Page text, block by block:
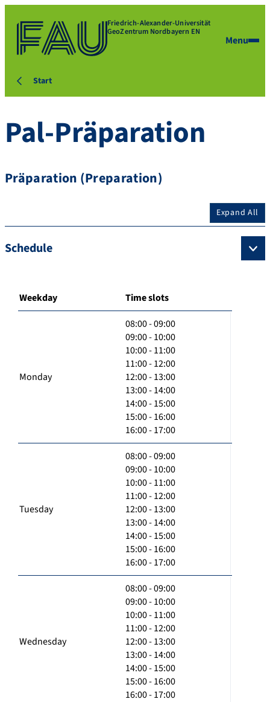
Friedrich-Alexander-Universität
GeoZentrum Nordbayern EN
Menu
Start
Pal-Präparation
Präparation (Preparation)
Expand All
Schedule
Weekday Time slots
Monday
08:00 - 09:00
09:00 - 10:00
10:00 - 11:00
11:00 - 12:00
12:00 - 13:00
13:00 - 14:00
14:00 - 15:00
15:00 - 16:00
16:00 - 17:00
Tuesday
08:00 - 09:00
09:00 - 10:00
10:00 - 11:00
11:00 - 12:00
12:00 - 13:00
13:00 - 14:00
14:00 - 15:00
15:00 - 16:00
16:00 - 17:00
Wednesday
08:00 - 09:00
09:00 - 10:00
10:00 - 11:00
11:00 - 12:00
12:00 - 13:00
13:00 - 14:00
14:00 - 15:00
15:00 - 16:00
16:00 - 17:00